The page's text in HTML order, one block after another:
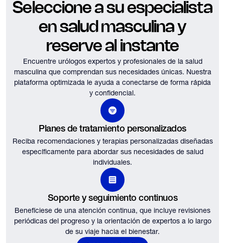
Seleccione a su especialista
en salud masculina y
reserve al instante
Encuentre urólogos expertos y profesionales de la salud
masculina que comprendan sus necesidades únicas. Nuestra
plataforma optimizada le ayuda a conectarse de forma rápida
y confidencial.
Planes de tratamiento personalizados
Reciba recomendaciones y terapias personalizadas diseñadas
específicamente para abordar sus necesidades de salud
individuales.
Soporte y seguimiento continuos
Benefíciese de una atención continua, que incluye revisiones
periódicas del progreso y la orientación de expertos a lo largo
de su viaje hacia el bienestar.